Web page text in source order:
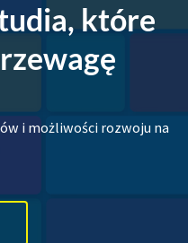
które
i możliwości rozwoju na